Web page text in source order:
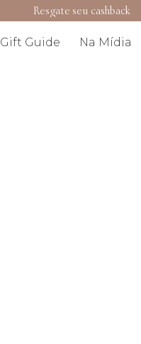
Resgate seu cashback
Gift Guide Na Mídia